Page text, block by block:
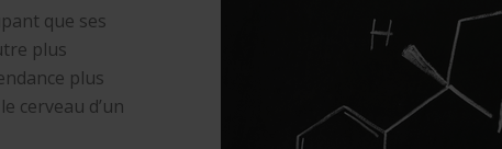
que ses
plus
plus
cerveau d’un